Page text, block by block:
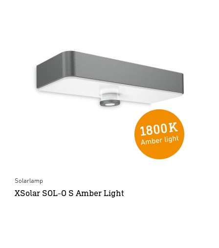
Solarlamp
XSolar SOL-O S Amber Light